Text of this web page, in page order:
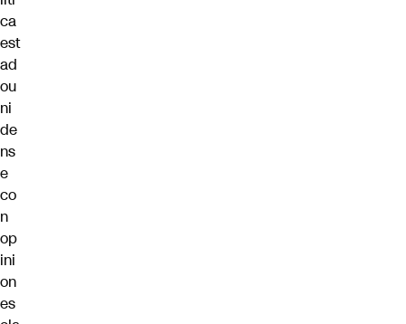
ca
est
ad
ou
ni
de
ns
e
co
n
op
ini
on
es